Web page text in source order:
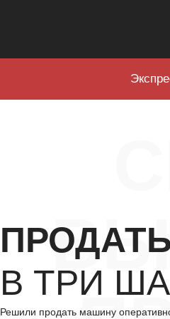
В ТРИ
Решили продать машину